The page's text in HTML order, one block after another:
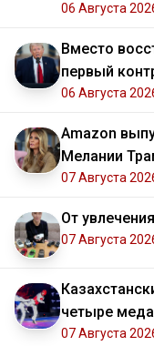
06 Августа
Вместо
первый
06 Августа
Amazon
Мелании
07 Августа
От
07 Августа
четыре
07 Августа